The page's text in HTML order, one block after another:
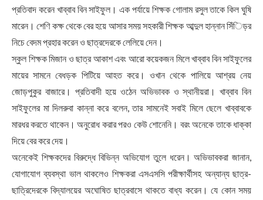
প্রতিবাদ করেন খাব্বাব বিন সাইফুল। এক পর্যায়ে শিক্ষক গোলাম রসুল তাকে কিল ঘুষি
মারেন। শেণি কক্ষ থেকে বের হয়ে আসার সময় সহকারী শিক্ষক আব্দুল হান্নান সিঁিড়র
নিচে বেদম প্রহার করেন ও ছাত্রদেরকে লেলিয়ে দেন।
স্কুল শিক্ষক মিজান ও ছাত্র আকাশ এবং আরো কয়েকজন মিলে খাব্বাব বিন সাইফুলের
মায়ের সামনে বেধড়ক পিটিয়ে আহত করে। ওখান থেকে পালিয়ে আশ্রয় নেয়
জোড়পুকুর বাজারে। প্রতিবাদী হয়ে ওঠেন অভিভাবক ও স্থানীয়রা। খাব্বাব বিন
সাইফুলের মা দিলরুবা কান্না করে বলেন, তার সামনেই সবাই মিলে ছেলে খাব্বাবকে
মারধর করতে থাকেন। অনুরোধ করার পরও কেউ শোনেনি। বরং অনেকে তাকে ধাক্কা
দিয়ে বের করে দেয়।
অনেকেই শিক্ষকদের বিরুদ্ধে বিভিন্ন অভিযোগ তুলে ধরেন। অভিভাবকরা জানান,
যোগাযোগ ব্যবস্থা ভাল থাকলেও শিক্ষকরা এসএসসি পরীক্ষার্থীসহ অন্যান্য ছাত্র-
ছাত্রিদেরকে বিদ্যালয়ের অঘোষিত ছাত্রবাসে থাকতে বাধ্য করেন। যে কোন সময়